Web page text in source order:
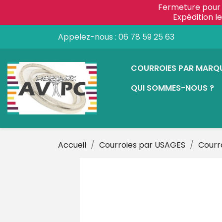
Fermeture pour
Expédition
Appelez-nous : 06 78 59 25 63
COURROIES PAR
QUI SOMMES-NOUS ?
Accueil Courroies par USAGES